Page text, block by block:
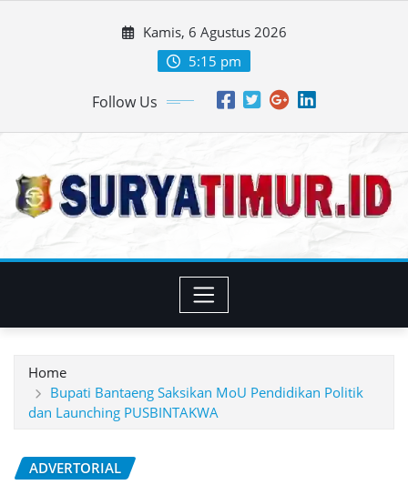
Kamis, 6 Agustus 2026
5:15 pm
Follow Us
Home
Bupati Bantaeng Saksikan MoU Pendidikan Politik
dan Launching PUSBINTAKWA
ADVERTORIAL